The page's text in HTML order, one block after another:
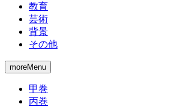
教育
芸術
背景
その他
moreMenu
甲巻
丙巻